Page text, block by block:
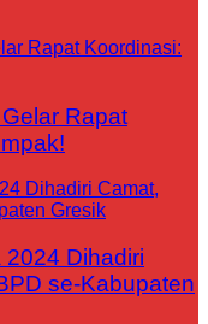
Rapat
Dihadiri
se-Kabupaten